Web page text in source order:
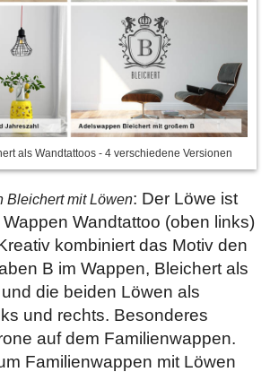
als Wandtattoos - 4 verschiedene Versionen
Bleichert mit Löwen: Der Löwe ist
Wandtattoo (oben links)
kombiniert das Motiv den
B im Wappen, Bleichert als
die beiden Löwen als
und rechts. Besonderes
auf dem Familienwappen.
Familienwappen mit Löwen